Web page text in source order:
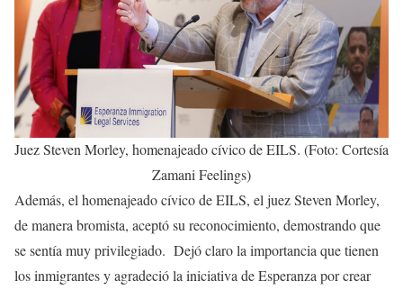
Juez Steven Morley, homenajeado cívico de EILS. (Foto: Cortesía
Zamani Feelings)
Además, el homenajeado cívico de EILS, el juez Steven Morley,
de manera bromista, aceptó su reconocimiento, demostrando que
se sentía muy privilegiado. Dejó claro la importancia que tienen
los inmigrantes y agradeció la iniciativa de Esperanza por crear